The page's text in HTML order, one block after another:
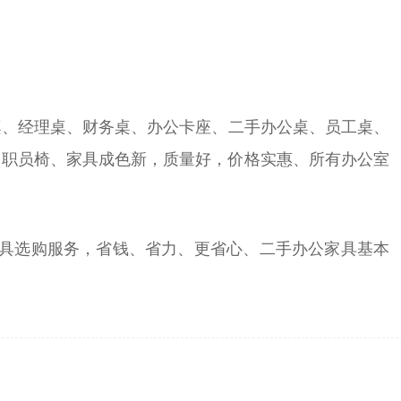
理桌、财务桌、办公卡座、二手办公桌、员工桌、
员椅、家具成色新，质量好，价格实惠、所有办公室
选购服务，省钱、省力、更省心、二手办公家具基本